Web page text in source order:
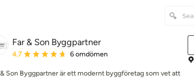
Far & Son Byggpartner
Genomsnittligt omdöme: 4.7 av 5 stjärnor
4,7 6 omdömen
& Son Byggpartner är ett modernt byggföretag som vet att